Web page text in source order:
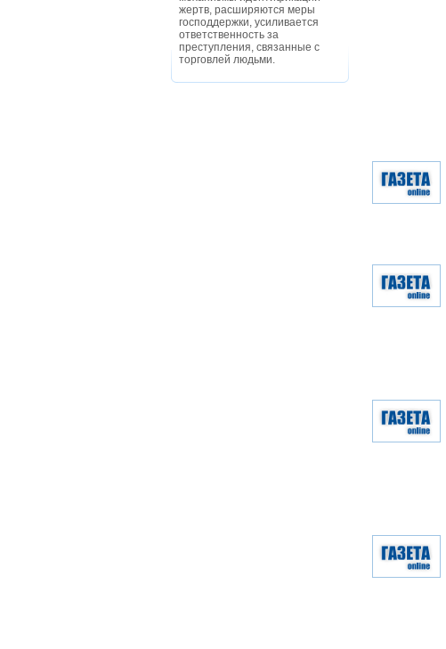
жертв, расширяются меры
господдержки, усиливается
ответственность за
преступления, связанные с
торговлей людьми.